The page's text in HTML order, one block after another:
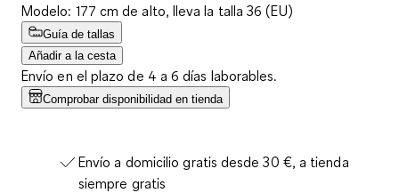
Modelo: 177 cm de alto, lleva la talla 36 (EU)
Guía de tallas
Añadir a la cesta
Envío en el plazo de 4 a 6 días laborables.
Comprobar disponibilidad en tienda
Envío a domicilio gratis desde 30 €, a tienda
siempre gratis